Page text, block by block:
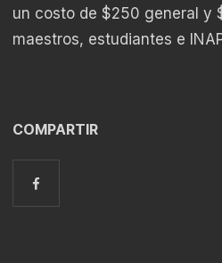
un costo de $250 general y
maestros, estudiantes e
COMPARTIR